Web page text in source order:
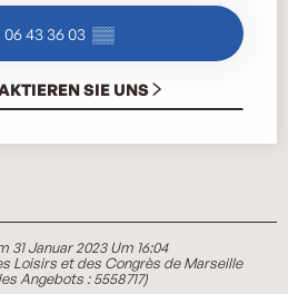
06 43 36 03 ▒▒
SIE UNS
31 Januar 2023 Um 16:04
Loisirs et des Congrès de Marseille
Angebots :5558717)